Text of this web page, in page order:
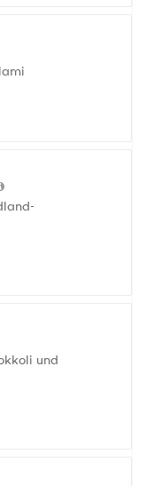
und